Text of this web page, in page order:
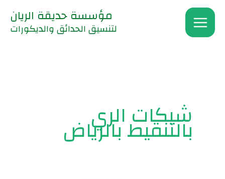
تخطي
المحتوى
مؤسسة حديقة الريان
لتنسيق الحدائق والديكورات
شبكات الري
بالتنقيط بالرياض